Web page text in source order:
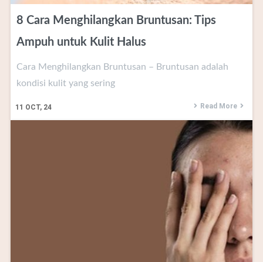
8 Cara Menghilangkan Bruntusan: Tips
Ampuh untuk Kulit Halus
11 OCT, 24
Cara Menghilangkan Bruntusan – Bruntusan adalah
kondisi kulit yang sering
Read More